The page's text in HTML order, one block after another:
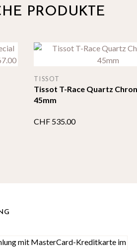
PRODUKTE
Tissot T-Race Quartz
45mm
TISSOT
CHF 535.00